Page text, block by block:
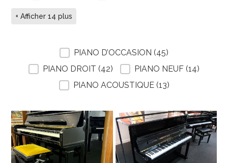
+ Afficher 14 plus
FILTRE SELECTION PIANO
PIANO D’OCCASION (45)
PIANO DROIT (42) PIANO NEUF (14)
PIANO ACOUSTIQUE (13)